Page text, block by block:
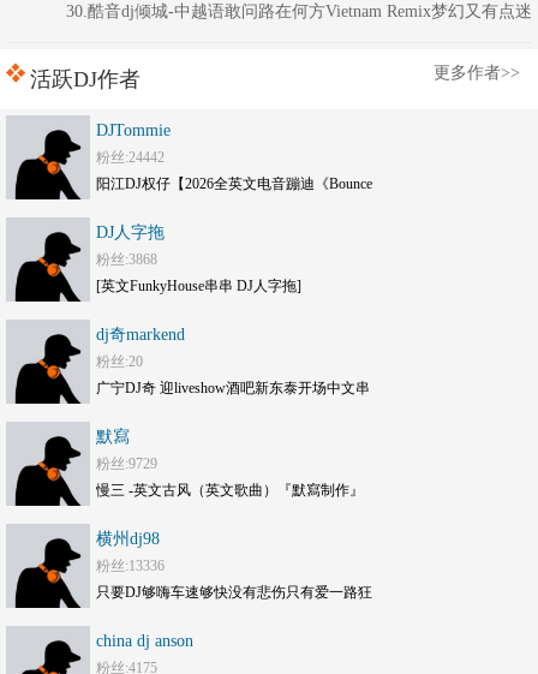
弹跳重低音》(Dj红仔Mix)
30.酷音dj倾城-中越语敢问路在何方Vietnam Remix梦幻又有点迷
离慢摇舞曲串烧
活跃DJ作者 更多作者>>
DJTommie
粉丝:24442
阳江DJ权仔【2026全英文电音蹦迪《Bounce
DJ人字拖
粉丝:3868
[英文FunkyHouse串串 DJ人字拖]
dj奇markend
粉丝:20
广宁DJ奇 迎liveshow酒吧新东泰开场中文串
默寫
粉丝:9729
慢三 -英文古风（英文歌曲）『默寫制作』
横州dj98
粉丝:13336
只要DJ够嗨车速够快没有悲伤只有爱一路狂
DJ98Mix)
china dj anson
粉丝:4175